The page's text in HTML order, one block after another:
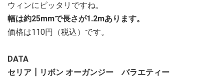
ウィンにピッタリですね。
幅は約25mmで長さが1.2mあります。
価格は110円（税込）です。
DATA
セリア┃リボン オーガンジー バラエティー